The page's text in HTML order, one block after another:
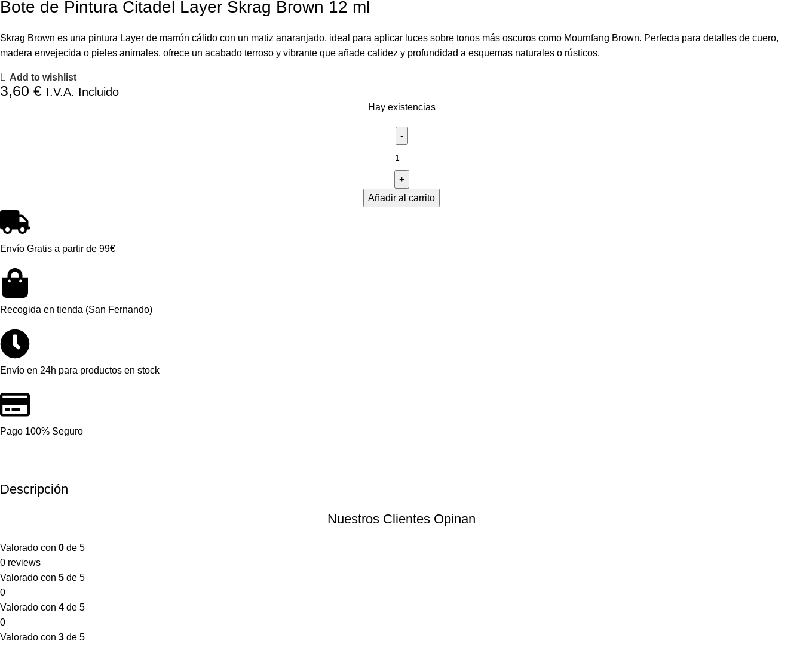
Bote de Pintura Citadel Layer Skrag Brown 12 ml
Skrag Brown es una pintura Layer de marrón cálido con un matiz anaranjado, ideal para aplicar luces sobre tonos más oscuros como Mournfang Brown. Perfecta para detalles de cuero,
madera envejecida o pieles animales, ofrece un acabado terroso y vibrante que añade calidez y profundidad a esquemas naturales o rústicos.
Add to wishlist
3,60 € I.V.A. Incluido
Hay existencias
Añadir al carrito
Envío Gratis a partir de 99€
Recogida en tienda (San Fernando)
Envío en 24h para productos en stock
Pago 100% Seguro
Descripción
Nuestros Clientes Opinan
Valorado con 0 de 5
0 reviews
Valorado con 5 de 5
0
Valorado con 4 de 5
0
Valorado con 3 de 5